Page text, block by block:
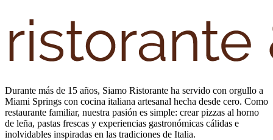
Durante más de 15 años, Siamo Ristorante ha servido con orgullo a
Miami Springs con cocina italiana artesanal hecha desde cero. Como
restaurante familiar, nuestra pasión es simple: crear pizzas al horno
de leña, pastas frescas y experiencias gastronómicas cálidas e
inolvidables inspiradas en las tradiciones de Italia.